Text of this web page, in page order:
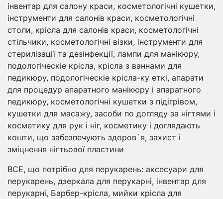
інвентар для салону краси, косметологічні кушетки,
інструменти для салонів краси, косметологічні
столи, крісла для салонів краси, косметологічні
стільчики, косметологічні візки, інструменти для
стерилізації та дезінфекції, лампи для манікюру,
подологіческіе крісла, крісла з ваннами для
педикюру, подологіческіе крісла-ку еткі, апарати
для процедур апаратного манікюру і апаратного
педикюру, косметологічні кушетки з підігрівом,
кушетки для масажу, засоби по догляду за нігтями і
косметику для рук і ніг, косметику і доглядають
кошти, що забезпечують здоров`я, захист і
зміцнення нігтьової пластини
ВСЕ, що потрібно для перукарень: аксесуари для
перукарень, дзеркала для перукарні, інвентар для
перукарні, Барбер-крісла, мийки крісла для